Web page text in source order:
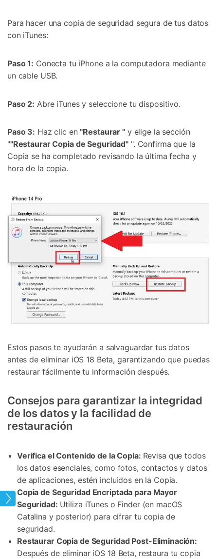
Para hacer una copia de seguridad segura de tus datos
con iTunes:
Paso 1: Conecta tu iPhone a la computadora mediante
un cable USB.
Paso 2: Abre iTunes y seleccione tu dispositivo.
Paso 3: Haz clic en"Restaurar "y elige la sección
""Restaurar Copia de Seguridad" ". Confirma que la
Copia se ha completado revisando la última fecha y
hora de la copia.
Estos pasos te ayudarán a salvaguardar tus datos
antes de eliminar iOS 18 Beta, garantizando que puedas
restaurar fácilmente tu información después.
Consejos para garantizar la integridad
de los datos y la facilidad de
restauración
Verifica el Contenido de la Copia: Revisa que todos
los datos esenciales, como fotos, contactos y datos
de aplicaciones, estén incluidos en la Copia.
Copia de Seguridad Encriptada para Mayor
Seguridad: Utiliza iTunes o Finder (en macOS
Catalina y posterior) para cifrar tu copia de
seguridad.
Restaurar Copia de Seguridad Post-Eliminación:
Después de eliminar iOS 18 Beta, restaura tu copia